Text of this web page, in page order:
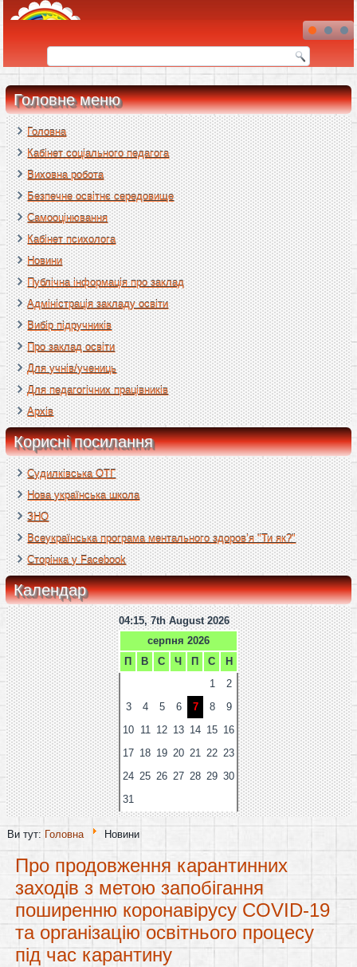
Головне меню
Головна
Кабінет соціального педагога
Виховна робота
Безпечне освітнє середовище
Самооцінювання
Кабінет психолога
Новини
Публічна інформація про заклад
Адміністрація закладу освіти
Вибір підручників
Про заклад освіти
Для учнів/учениць
Для педагогічних працівників
Архів
Корисні посилання
Судилківська ОТГ
Нова українська школа
ЗНО
Всеукраїнська програма ментального здоров’я "Ти як?"
Сторінка у Facebook
Календар
04:15, 7th August 2026
серпня 2026
П
В С Ч П С
Н
1
2
3
4 5 6 7 8
9
10 11 12 13 14 15 16
17 18 19 20 21 22 23
24 25 26 27 28 29 30
31
Ви тут: Головна Новини
Про продовження карантинних
заходів з метою запобігання
поширенню коронавірусу COVID-19
та організацію освітнього процесу
під час карантину